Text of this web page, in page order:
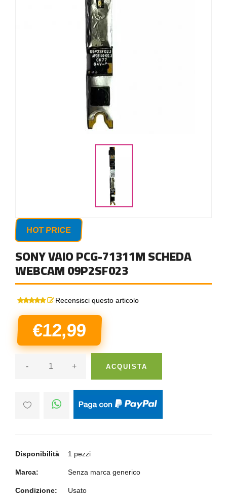
HOT PRICE
SONY VAIO PCG-71311M SCHEDA
WEBCAM 09P2SF023
Recensisci questo articolo
€12,99
- + ACQUISTA
Disponibilità 1 pezzi
Marca: Senza marca generico
Condizione: Usato